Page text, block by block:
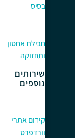
בסיס
חבילת אחסון
ותחזוקה
שירותים
נוספים
קידום אתרי
וורדפרס